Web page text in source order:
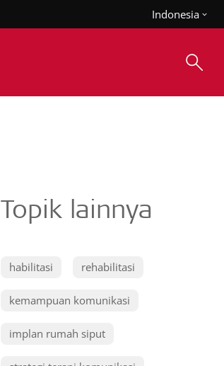
Indonesia
Topik lainnya
habilitasi rehabilitasi
kemampuan komunikasi
implan rumah siput